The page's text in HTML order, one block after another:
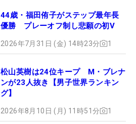
44歳・福田侑子がステップ最年長
優勝 プレーオフ制し悲願の初V
2026年7月31日 (金) 14時23分 1
松山英樹は24位キープ M・ブレナ
ンが23人抜き【男子世界ランキン
グ】
2026年8月10日 (月) 11時51分 1